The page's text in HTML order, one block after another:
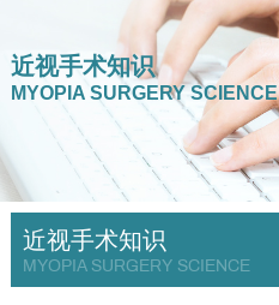
近视手术知识
MYOPIA SURGERY SCIENCE
近视手术知识
MYOPIA SURGERY SCIENCE